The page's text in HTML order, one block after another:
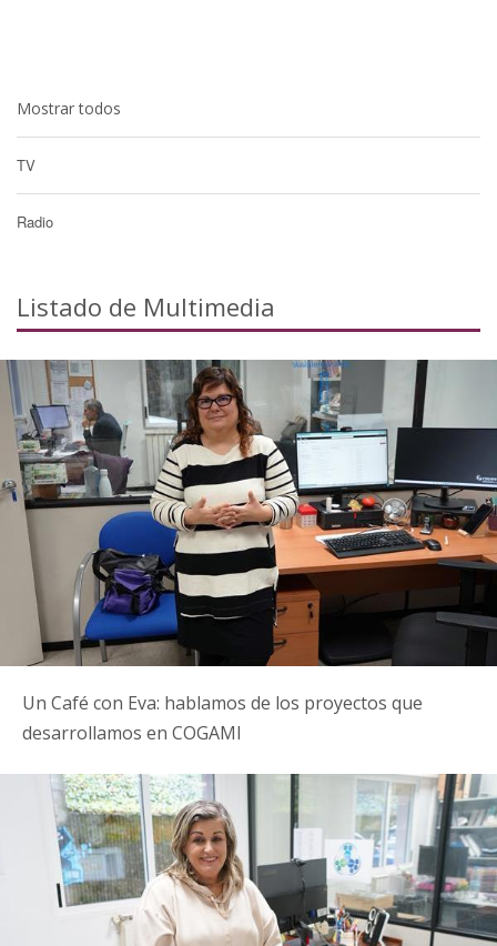
Mostrar todos
TV
Radio
Listado de Multimedia
Un Café con Eva: hablamos de los proyectos que
desarrollamos en COGAMI